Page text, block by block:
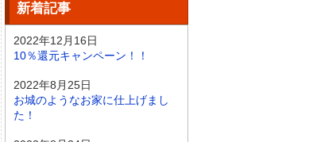
新着記事
2022年12月16日
10％還元キャンペーン！！
2022年8月25日
お城のようなお家に仕上げまし
た！